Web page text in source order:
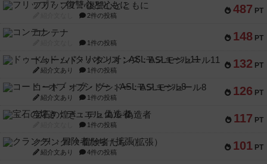
487 PT
フリップ７：復讐心とともに
2件の投稿
148 PT
コンテナ
1件の投稿
132 PT
ドゥームド・バタリオンズ：ASLモジュール11
紹介文あり 1件の投稿
126 PT
コード・オブ・ブシドー：ASLモジュール8
紹介文あり 1件の投稿
117 PT
宝石の煌き：デュエル 偽造者
1件の投稿
101 PT
クランク! ：冒険者たち（拡張）
紹介文あり 4件の投稿